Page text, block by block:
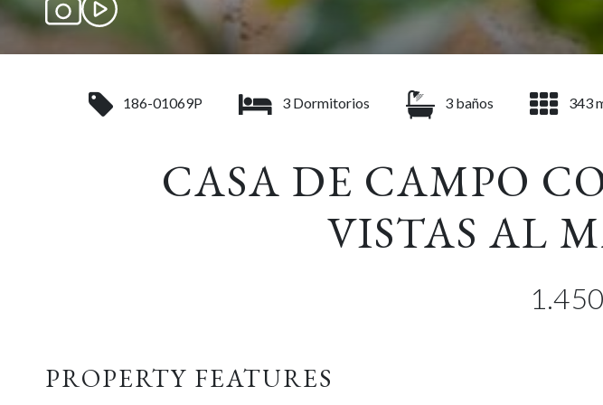
186-01069P 3 Dormitorios 3 baños 343
CASA DE CAMPO
VISTAS AL
PROPERTY FEATURES